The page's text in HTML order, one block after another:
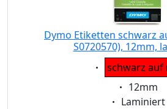
Dymo Etiketten schwarz
S0720570), 12mm,
Eigenschaft:
schwarz auf
Eigenschaft:
12mm
Eigenschaft:
Laminiert